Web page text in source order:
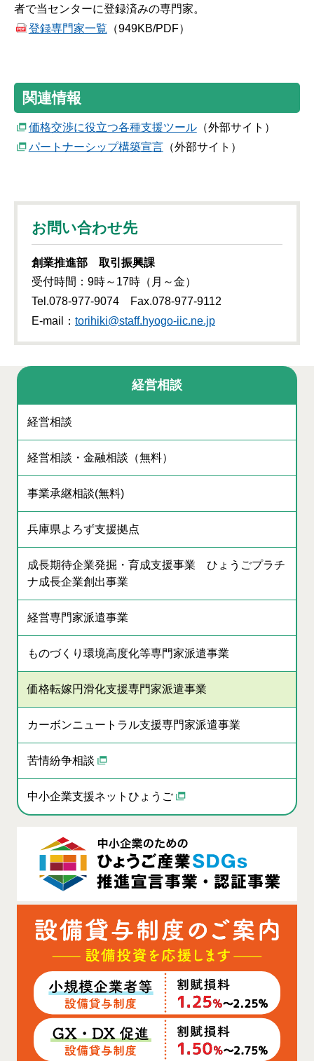
者で当センターに登録済みの専門家。
登録専門家一覧 （949KB/PDF）
関連情報
価格交渉に役立つ各種支援ツール（外部サイト）
パートナーシップ構築宣言（外部サイト）
お問い合わせ先
創業推進部 取引振興課
受付時間：9時～17時（月～金）
Tel.078-977-9074 Fax.078-977-9112
E-mail： torihiki@staff.hyogo-iic.ne.jp
経営相談
経営相談
経営相談・金融相談（無料）
事業承継相談(無料)
兵庫県よろず支援拠点
成長期待企業発掘・育成支援事業 ひょうごプラチ
ナ成長企業創出事業
経営専門家派遣事業
ものづくり環境高度化等専門家派遣事業
価格転嫁円滑化支援専門家派遣事業
カーボンニュートラル支援専門家派遣事業
苦情紛争相談
中小企業支援ネットひょうご